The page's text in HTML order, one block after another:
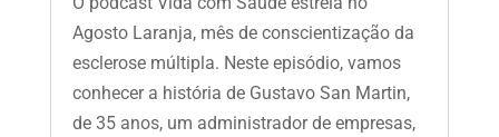
Agosto Laranja, mês de conscientização da
esclerose múltipla. Neste episódio, vamos
conhecer a história de Gustavo San Martin,
de 35 anos, um administrador de empresas,